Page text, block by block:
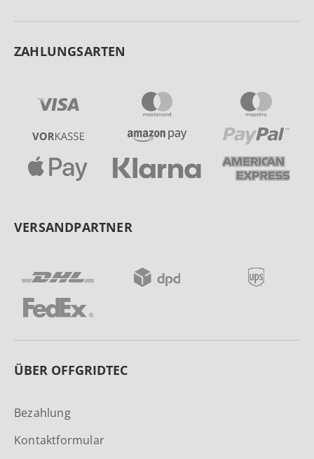
ZAHLUNGSARTEN
VERSANDPARTNER
ÜBER OFFGRIDTEC
Bezahlung
Kontaktformular